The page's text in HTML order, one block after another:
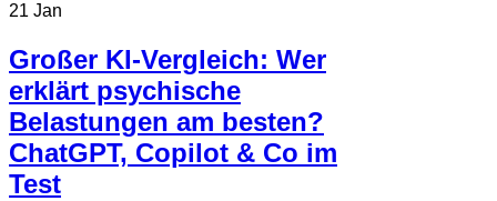
21 Jan
Großer KI-Vergleich: Wer
erklärt psychische
Belastungen am besten?
ChatGPT, Copilot & Co im
Test